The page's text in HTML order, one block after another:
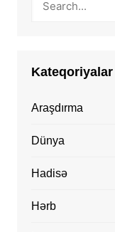
Kateqoriyalar
Araşdırma
Dünya
Hadisə
Hərb